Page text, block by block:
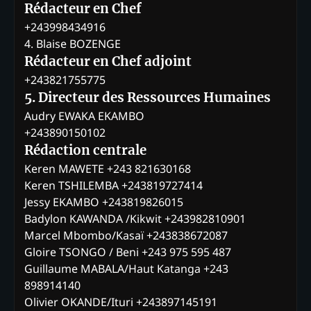
Rédacteur en Chef
+243998434916
4. Blaise BOZENGE
Rédacteur en Chef adjoint
+243821755775
5. Directeur des Ressources Humaines
Audry EWAKA EKAMBO
+243890150102
Rédaction centrale
Keren MAWETE +243 821630168
Keren TSHILEMBA +243819727414
Jessy EKAMBO +243819826015
Badylon KAWANDA /Kikwit +243982810901
Marcel Mbombo/Kasaï +243838672087
Gloire TSONGO / Beni +243 975 595 487
Guillaume MABALA/Haut Katanga +243
898914140
Olivier OKANDE/Ituri +243897145191